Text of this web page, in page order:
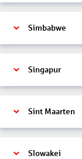
Simbabwe
Singapur
Sint Maarten
Slowakei